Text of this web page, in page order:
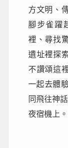
方文明、
腳步雀躍
裡、尋找
遺址裡探
不讚頌這
一起去體
同飛往神
夜宿機上。